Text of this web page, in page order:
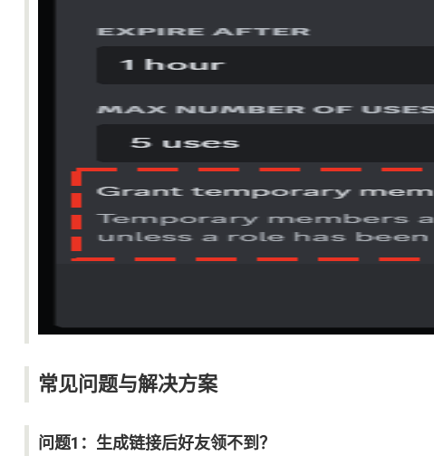
常见问题与解决方案
问题1：生成链接后好友领不到？